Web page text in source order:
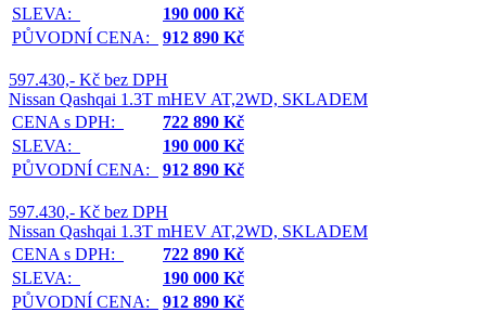
SLEVA:
190 000 Kč
PŮVODNÍ CENA:
912 890 Kč
597.430,- Kč bez DPH
Nissan Qashqai 1.3T mHEV AT,2WD, SKLADEM
CENA s DPH:
722 890 Kč
SLEVA:
190 000 Kč
PŮVODNÍ CENA:
912 890 Kč
597.430,- Kč bez DPH
Nissan Qashqai 1.3T mHEV AT,2WD, SKLADEM
CENA s DPH:
722 890 Kč
SLEVA:
190 000 Kč
PŮVODNÍ CENA:
912 890 Kč